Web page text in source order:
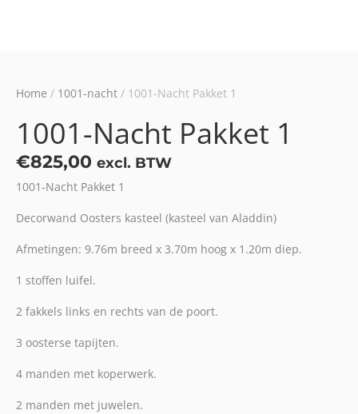
Home / 1001-nacht / 1001-Nacht Pakket 1
1001-Nacht Pakket 1
€825,00 excl. BTW
1001-Nacht Pakket 1
Decorwand Oosters kasteel (kasteel van Aladdin)
Afmetingen: 9.76m breed x 3.70m hoog x 1.20m diep.
1 stoffen luifel.
2 fakkels links en rechts van de poort.
3 oosterse tapijten.
4 manden met koperwerk.
2 manden met juwelen.